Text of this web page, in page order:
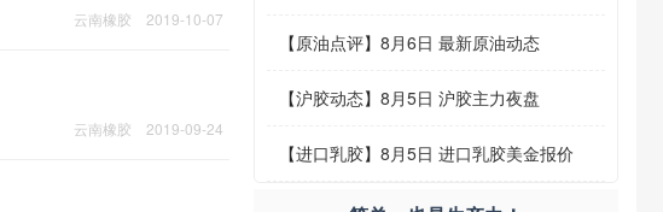
云南橡胶 2019-10-07
云南橡胶 2019-09-24
【原油点评】 8月6日 最新原油动态
【沪胶动态】 8月5日 沪胶主力夜盘
【进口乳胶】 8月5日 进口乳胶美金报价